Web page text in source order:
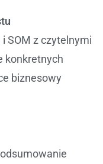
SOM z czytelnymi
konkretnych
biznesowy